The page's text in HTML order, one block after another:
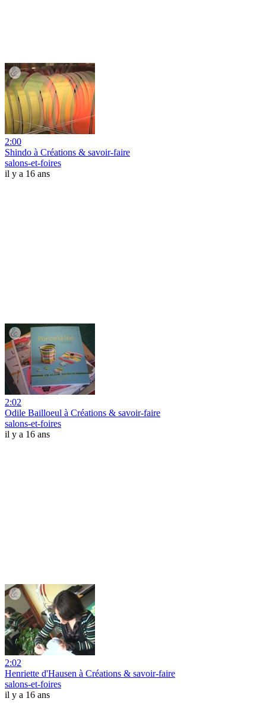
2:00
Shindo à Créations & savoir-faire
salons-et-foires
il y a 16 ans
2:02
Odile Bailloeul à Créations & savoir-faire
salons-et-foires
il y a 16 ans
2:02
Henriette d'Hausen à Créations & savoir-faire
salons-et-foires
il y a 16 ans